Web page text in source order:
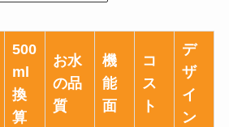
500
ml
換
算
お水
の品
質
機
能
面
コ
ス
ト
デ
ザ
イ
ン